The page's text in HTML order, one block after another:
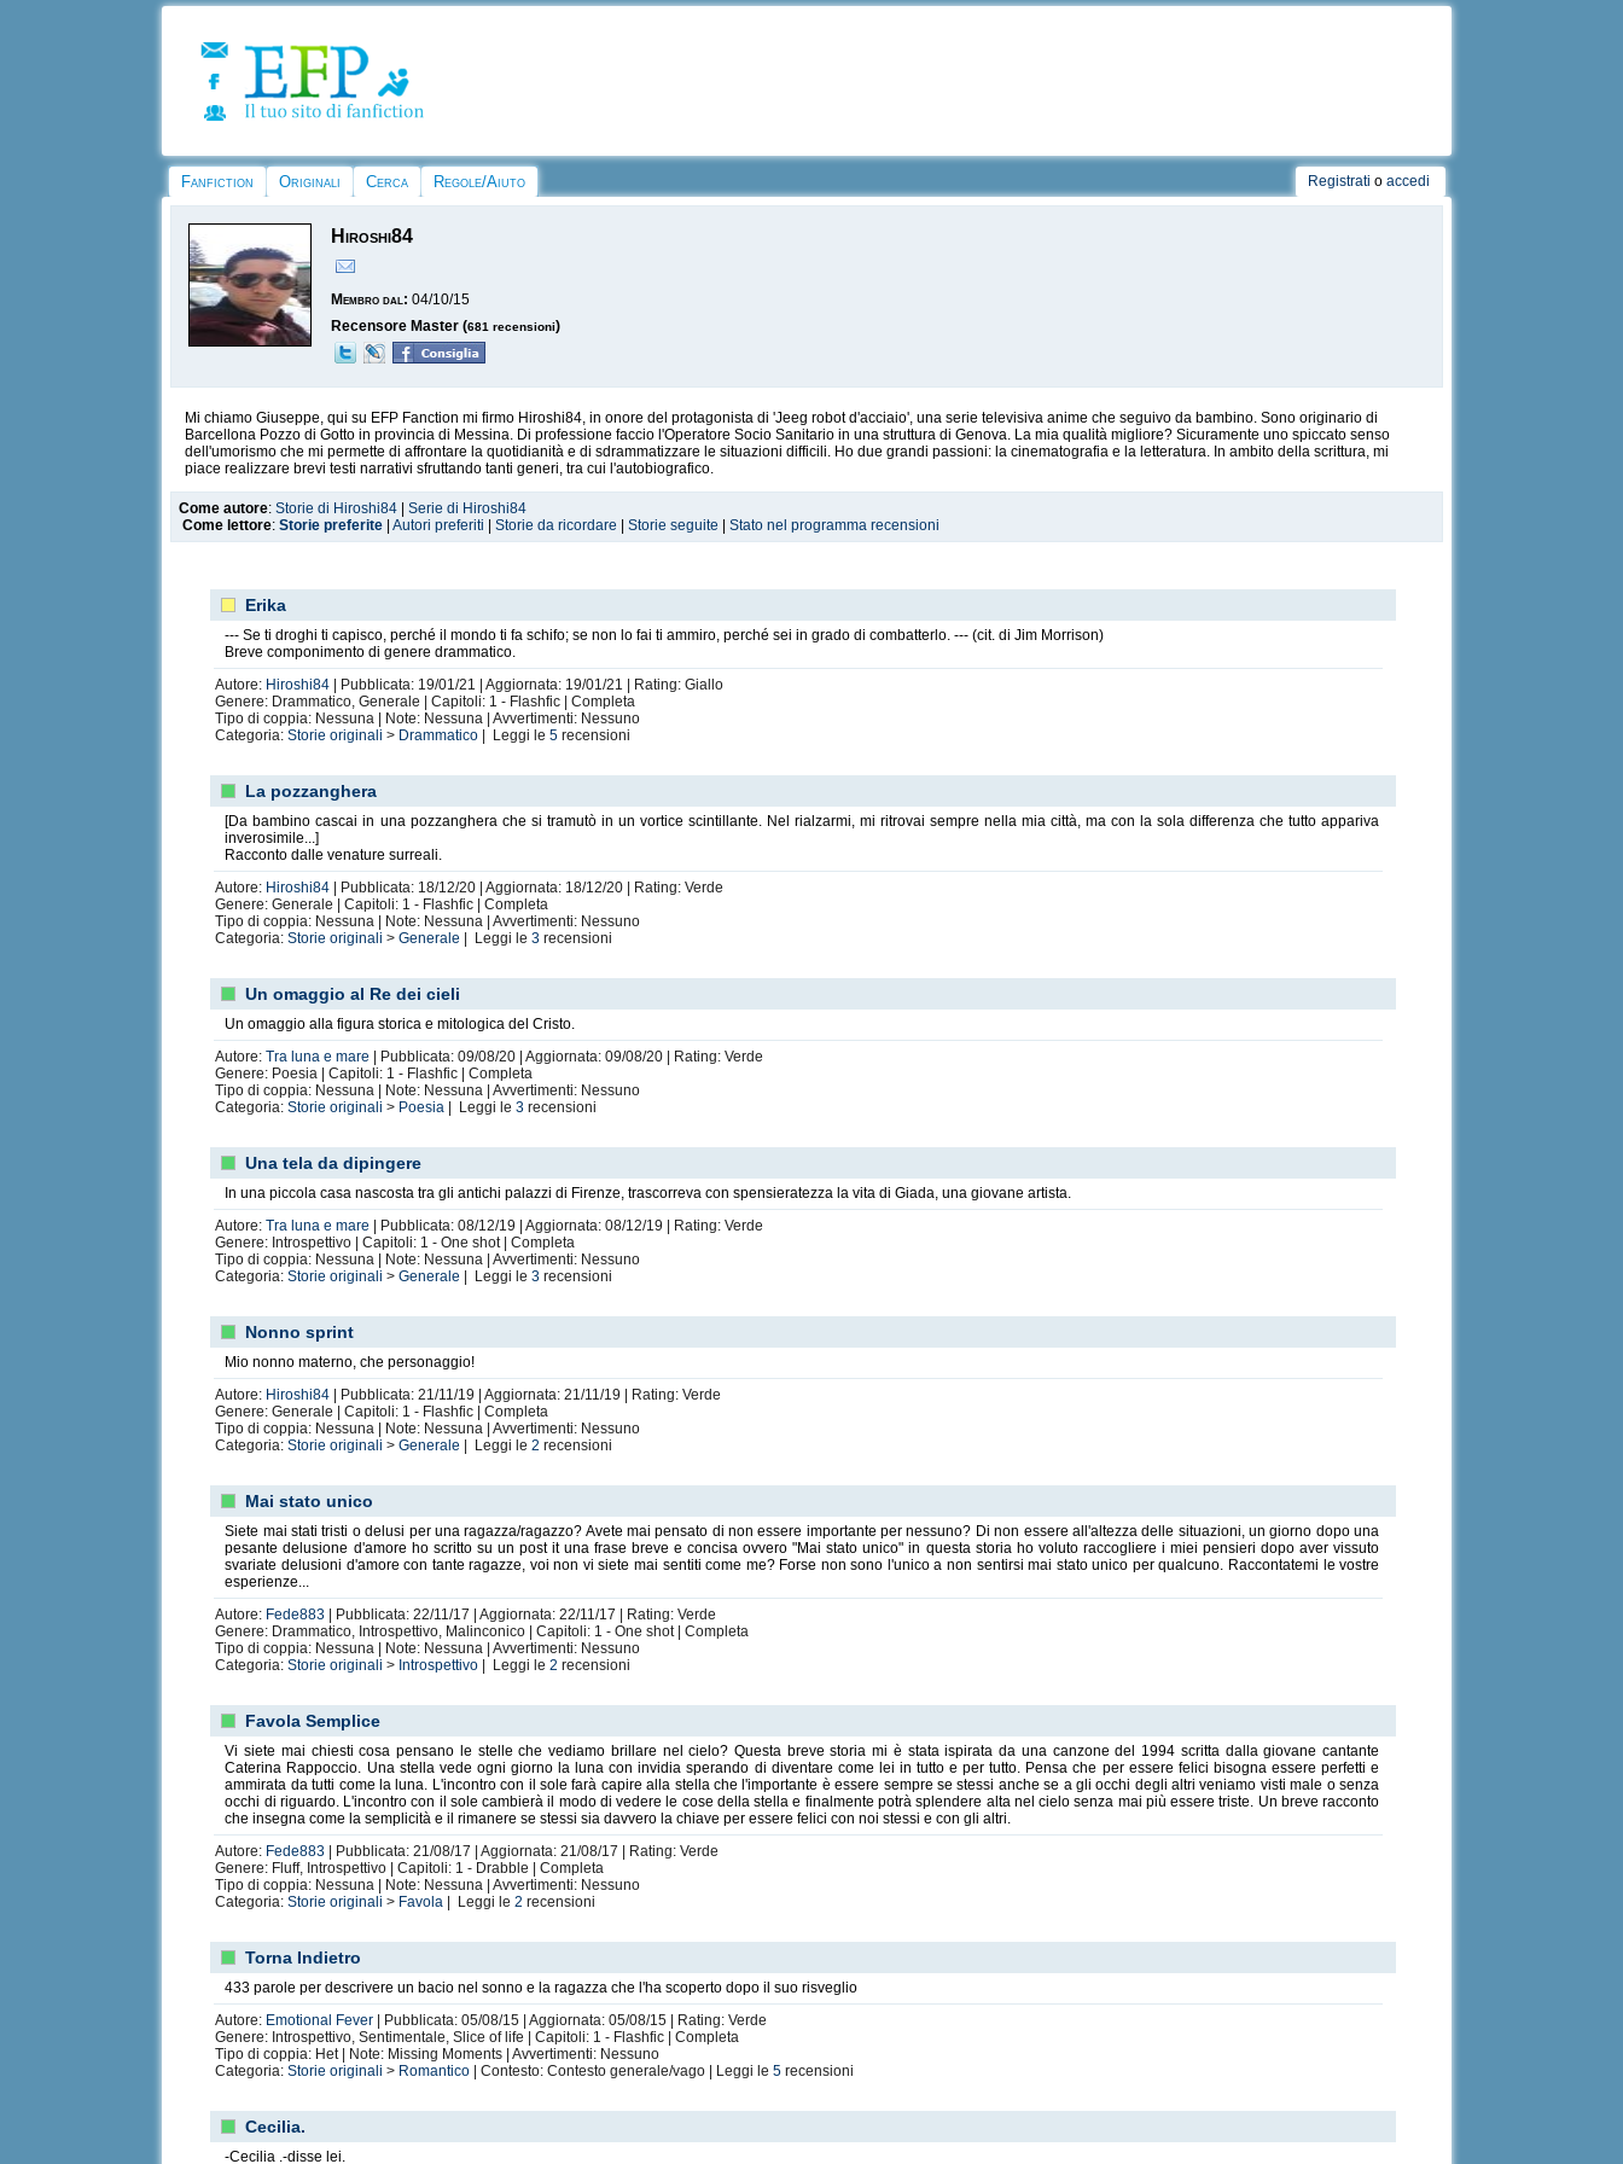
Fanfiction Originali Cerca Regole/Aiuto Registrati o accedi
Hiroshi84
Membro dal: 04/10/15
Recensore Master (681 recensioni)
Mi chiamo Giuseppe, qui su EFP Fanction mi firmo Hiroshi84, in onore del protagonista di 'Jeeg robot d'acciaio', una serie televisiva anime che seguivo da bambino. Sono originario di
Barcellona Pozzo di Gotto in provincia di Messina. Di professione faccio l'Operatore Socio Sanitario in una struttura di Genova. La mia qualità migliore? Sicuramente uno spiccato senso
dell'umorismo che mi permette di affrontare la quotidianità e di sdrammatizzare le situazioni difficili. Ho due grandi passioni: la cinematografia e la letteratura. In ambito della scrittura, mi
piace realizzare brevi testi narrativi sfruttando tanti generi, tra cui l'autobiografico.
Come autore:Storie di Hiroshi84 |Serie di Hiroshi84
Come lettore:Storie preferite |Autori preferiti |Storie da ricordare |Storie seguite |Stato nel programma recensioni
Erika
--- Se ti droghi ti capisco, perché il mondo ti fa schifo; se non lo fai ti ammiro, perché sei in grado di combatterlo. --- (cit. di Jim Morrison)
Breve componimento di genere drammatico.
Autore: Hiroshi84 | Pubblicata: 19/01/21 | Aggiornata: 19/01/21 | Rating: Giallo
Genere: Drammatico, Generale | Capitoli: 1 - Flashfic | Completa
Tipo di coppia: Nessuna | Note: Nessuna | Avvertimenti: Nessuno
Categoria:Storie originali > Drammatico | Leggi le5 recensioni
La pozzanghera
[Da bambino cascai in una pozzanghera che si tramutò in un vortice scintillante. Nel rialzarmi, mi ritrovai sempre nella mia città, ma con la sola differenza che tutto appariva
inverosimile...]
Racconto dalle venature surreali.
Autore: Hiroshi84 | Pubblicata: 18/12/20 | Aggiornata: 18/12/20 | Rating: Verde
Genere: Generale | Capitoli: 1 - Flashfic | Completa
Tipo di coppia: Nessuna | Note: Nessuna | Avvertimenti: Nessuno
Categoria:Storie originali >Generale | Leggi le3 recensioni
Un omaggio al Re dei cieli
Un omaggio alla figura storica e mitologica del Cristo.
Autore:Tra luna e mare
| Pubblicata: 09/08/20 | Aggiornata: 09/08/20 | Rating: Verde
Genere: Poesia | Capitoli: 1 - Flashfic | Completa
Tipo di coppia: Nessuna | Note: Nessuna | Avvertimenti: Nessuno
Categoria:Storie originali > Poesia | Leggi le3 recensioni
Una tela da dipingere
In una piccola casa nascosta tra gli antichi palazzi di Firenze, trascorreva con spensieratezza la vita di Giada, una giovane artista.
Autore:Tra luna e mare
| Pubblicata: 08/12/19 | Aggiornata: 08/12/19 | Rating: Verde
Genere: Introspettivo | Capitoli: 1 - One shot | Completa
Tipo di coppia: Nessuna | Note: Nessuna | Avvertimenti: Nessuno
Categoria:Storie originali >Generale | Leggi le3 recensioni
Nonno sprint
Mio nonno materno, che personaggio!
Autore: Hiroshi84 | Pubblicata: 21/11/19 | Aggiornata: 21/11/19 | Rating: Verde
Genere: Generale | Capitoli: 1 - Flashfic | Completa
Tipo di coppia: Nessuna | Note: Nessuna | Avvertimenti: Nessuno
Categoria:Storie originali >Generale | Leggi le2 recensioni
Mai stato unico
Siete mai stati tristi o delusi per una ragazza/ragazzo? Avete mai pensato di non essere importante per nessuno? Di non essere all'altezza delle situazioni, un giorno dopo una
pesante delusione d'amore ho scritto su un post it una frase breve e concisa ovvero "Mai stato unico" in questa storia ho voluto raccogliere i miei pensieri dopo aver vissuto
svariate delusioni d'amore con tante ragazze, voi non vi siete mai sentiti come me? Forse non sono l'unico a non sentirsi mai stato unico per qualcuno. Raccontatemi le vostre
esperienze...
Autore: Fede883 | Pubblicata: 22/11/17 | Aggiornata: 22/11/17 | Rating: Verde
Genere: Drammatico, Introspettivo, Malinconico | Capitoli: 1 - One shot | Completa
Tipo di coppia: Nessuna | Note: Nessuna | Avvertimenti: Nessuno
Categoria:Storie originali > Introspettivo | Leggi le2 recensioni
Favola Semplice
Vi siete mai chiesti cosa pensano le stelle che vediamo brillare nel cielo? Questa breve storia mi è stata ispirata da una canzone del 1994 scritta dalla giovane cantante
Caterina Rappoccio. Una stella vede ogni giorno la luna con invidia sperando di diventare come lei in tutto e per tutto. Pensa che per essere felici bisogna essere perfetti e
ammirata da tutti come la luna. L'incontro con il sole farà capire alla stella che l'importante è essere sempre se stessi anche se a gli occhi degli altri veniamo visti male o senza
occhi di riguardo. L'incontro con il sole cambierà il modo di vedere le cose della stella e finalmente potrà splendere alta nel cielo senza mai più essere triste. Un breve racconto
che insegna come la semplicità e il rimanere se stessi sia davvero la chiave per essere felici con noi stessi e con gli altri.
Autore: Fede883 | Pubblicata: 21/08/17 | Aggiornata: 21/08/17 | Rating: Verde
Genere: Fluff, Introspettivo | Capitoli: 1 - Drabble | Completa
Tipo di coppia: Nessuna | Note: Nessuna | Avvertimenti: Nessuno
Categoria:Storie originali > Favola | Leggi le2 recensioni
Torna Indietro
433 parole per descrivere un bacio nel sonno e la ragazza che l'ha scoperto dopo il suo risveglio
Autore: Emotional Fever | Pubblicata: 05/08/15 | Aggiornata: 05/08/15 | Rating: Verde
Genere: Introspettivo, Sentimentale, Slice of life | Capitoli: 1 - Flashfic | Completa
Tipo di coppia: Het | Note: Missing Moments | Avvertimenti: Nessuno
Categoria:Storie originali > Romantico | Contesto: Contesto generale/vago | Leggi le5 recensioni
Cecilia.
-Cecilia .-disse lei.